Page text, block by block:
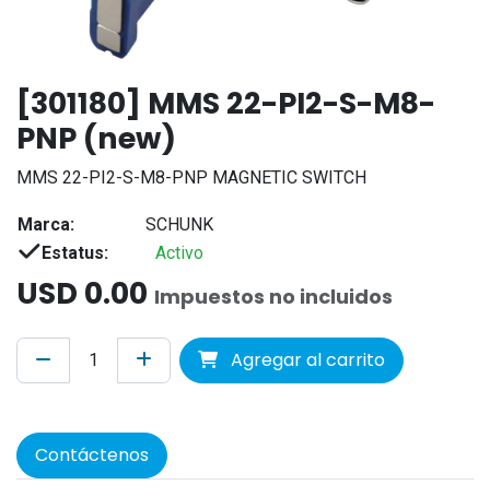
[301180] MMS 22-PI2-S-M8-
PNP (new)
MMS 22-PI2-S-M8-PNP MAGNETIC SWITCH
Marca:
SCHUNK
Estatus:
Activo
USD 0.00 Impuestos no incluidos
Agregar al carrito
Contáctenos